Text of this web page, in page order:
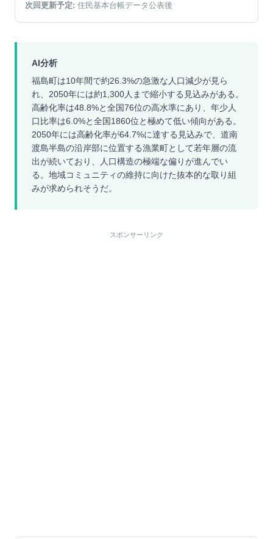
次回更新予定: 住民基本台帳データ公表後
AI分析
福島町は10年間で約26.3%の急激な人口減少が見ら
れ、2050年には約1,300人まで縮小する見込みがある。
高齢化率は48.8%と全国76位の高水準にあり、年少人
口比率は6.0%と全国1860位と極めて低い傾向がある。
2050年には高齢化率が64.7%に達する見込みで、道南
渡島半島の沿岸部に位置する漁業町として若年層の流
出が続いており、人口構造の極端な偏りが進んでい
る。地域コミュニティの維持に向けた抜本的な取り組
みが求められそうだ。
スポンサーリンク